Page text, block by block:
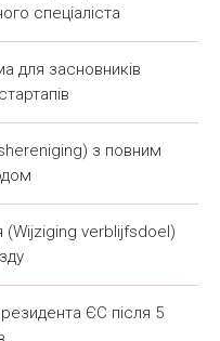
в місцевому
Коженадвокат
за консультацією
раніше.
АДВОКАТ В
З
СТАТУСОМ
возз'єднання
спеціаліста
для засновників
з повним
(Wijziging verblijfsdoel)
ЄС після 5